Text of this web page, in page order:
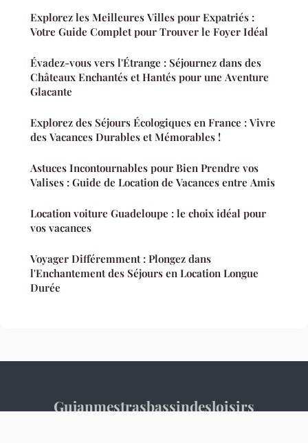
Explorez les Meilleures Villes pour Expatriés :
Votre Guide Complet pour Trouver le Foyer Idéal
Évadez-vous vers l'Étrange : Séjournez dans des
Châteaux Enchantés et Hantés pour une Aventure
Glacante
Explorez des Séjours Écologiques en France : Vivre
des Vacances Durables et Mémorables !
Astuces Incontournables pour Bien Prendre vos
Valises : Guide de Location de Vacances entre Amis
Location voiture Guadeloupe : le choix idéal pour
vos vacances
Voyager Différemment : Plongez dans
l'Enchantement des Séjours en Location Longue
Durée
Gujanmestrasbassindesloisirs